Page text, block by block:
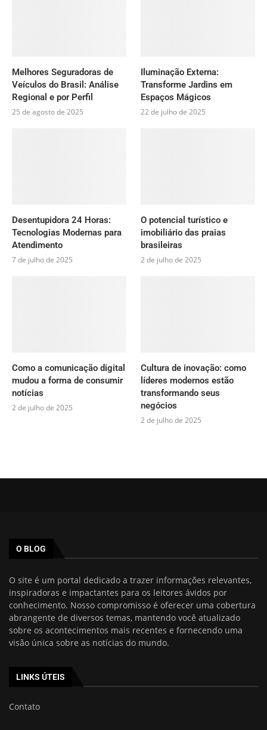
Melhores Seguradoras de
Veículos do Brasil: Análise
Regional e por Perfil
25 de agosto de 2025
Iluminação Externa:
Transforme Jardins em
Espaços Mágicos
22 de julho de 2025
Desentupidora 24 Horas:
Tecnologias Modernas para
Atendimento
7 de julho de 2025
O potencial turístico e
imobiliário das praias
brasileiras
2 de julho de 2025
Como a comunicação digital
mudou a forma de consumir
notícias
2 de julho de 2025
Cultura de inovação: como
líderes modernos estão
transformando seus
negócios
2 de julho de 2025
O BLOG
O site é um portal dedicado a trazer informações relevantes,
inspiradoras e impactantes para os leitores ávidos por
conhecimento. Nosso compromisso é oferecer uma cobertura
abrangente de diversos temas, mantendo você atualizado
sobre os acontecimentos mais recentes e fornecendo uma
visão única sobre as notícias do mundo.
LINKS ÚTEIS
Contato